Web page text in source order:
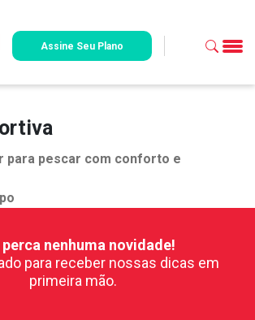
Assine Seu Plano
para pescar com conforto e
perca nenhuma novidade!
para receber nossas dicas em
primeira mão.